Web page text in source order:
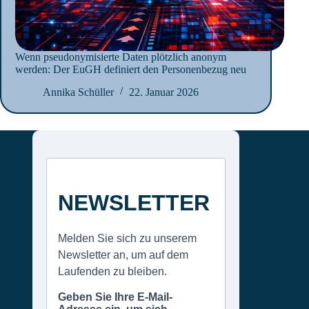
Wenn pseudonymisierte Daten plötzlich anonym
werden: Der EuGH definiert den Personenbezug neu
Annika Schüller
22. Januar 2026